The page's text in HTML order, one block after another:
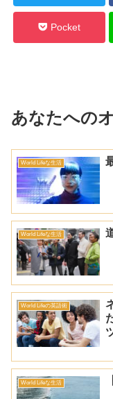
Pocket
あなたへの
World Lifeな生活
World Lifeな生活
World Lifeの英語術
World Lifeな生活